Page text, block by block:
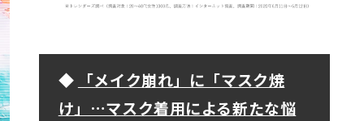
◆
「メイク崩れ」に「マスク焼
け」…マスク着用による新たな悩